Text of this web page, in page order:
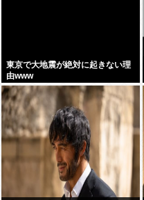
東京で大地震が絶対に起きない理
由www